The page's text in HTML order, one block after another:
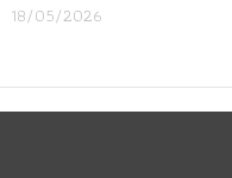
18/05/2026